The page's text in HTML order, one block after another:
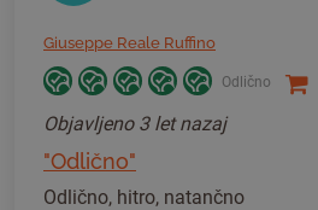
Giuseppe Reale Ruffino
Odlično
Objavljeno 3 let nazaj
"Odlično"
Odlično, hitro, natančno